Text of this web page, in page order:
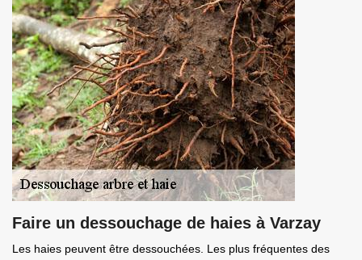
Faire un dessouchage de haies à Varzay
Les haies peuvent être dessouchées. Les plus fréquentes des